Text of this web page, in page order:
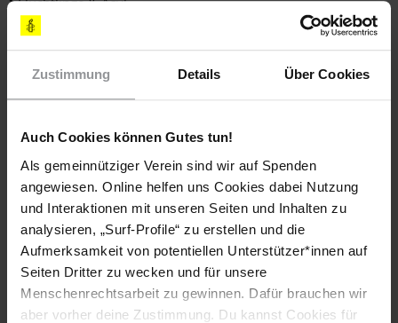
Zustimmung Details Über Cookies
Auch Cookies können Gutes tun!
Als gemeinnütziger Verein sind wir auf Spenden
angewiesen. Online helfen uns Cookies dabei Nutzung
und Interaktionen mit unseren Seiten und Inhalten zu
analysieren, „Surf-Profile“ zu erstellen und die
Aufmerksamkeit von potentiellen Unterstützer*innen auf
Seiten Dritter zu wecken und für unsere
Menschenrechtsarbeit zu gewinnen. Dafür brauchen wir
aber vorher deine Zustimmung. Du kannst Cookies für
Teile diesen Beitrag
Bleib informiert
Header
Abonniere den Amnesty-Newsletter und mach dich
für die Menschenrechte stark!